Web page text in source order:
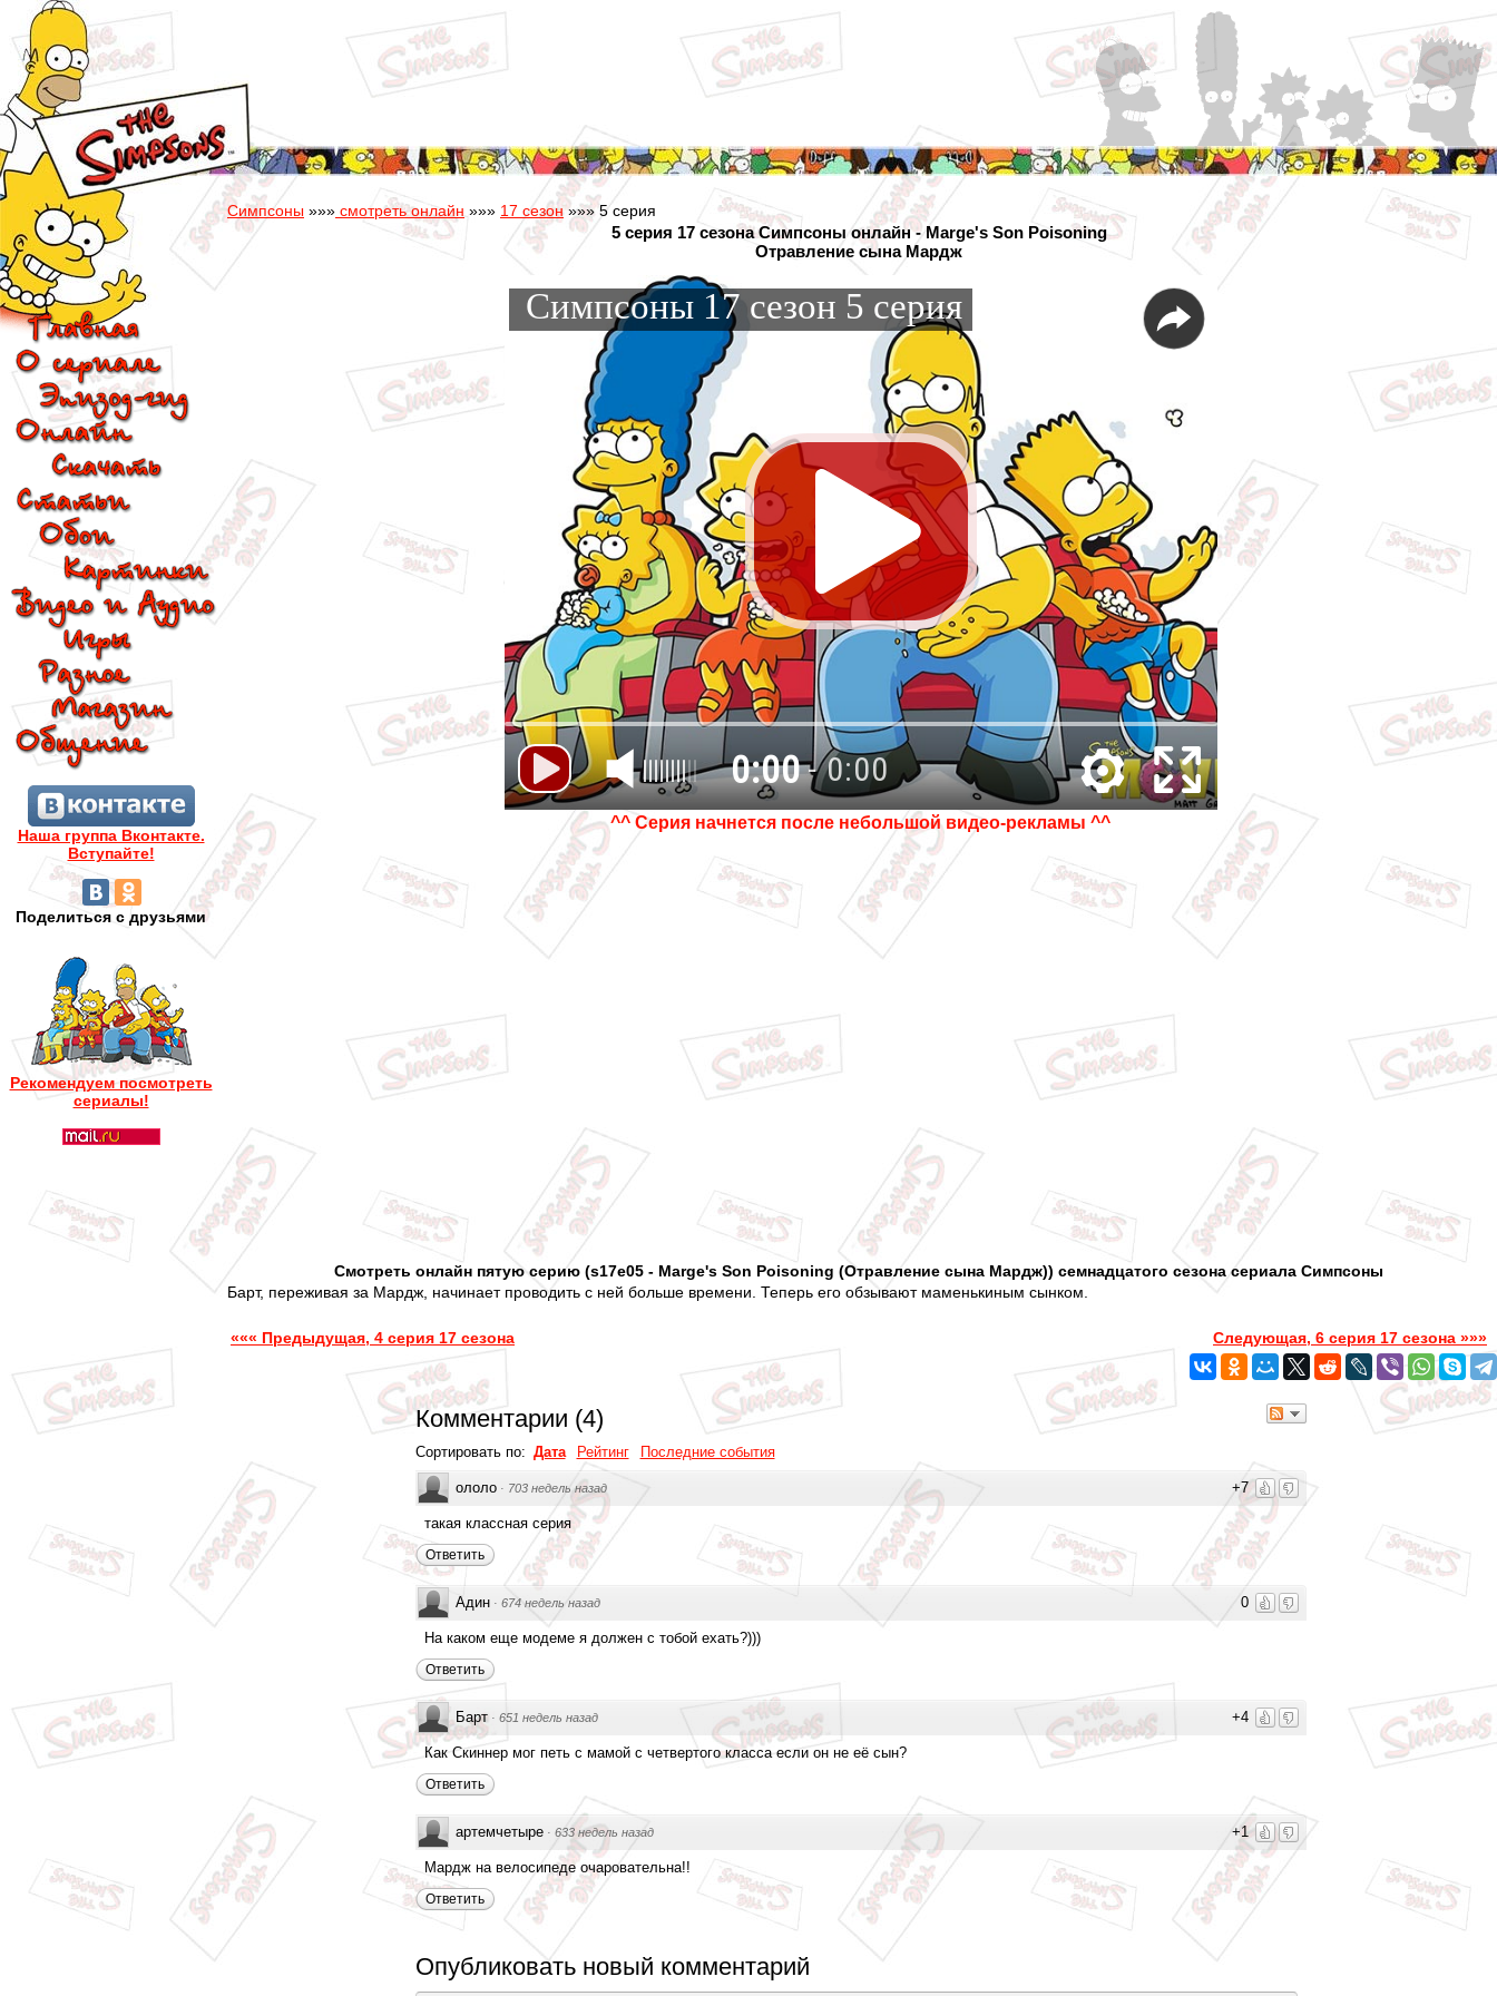
Наша группа Вконтакте.
Вступайте!
Поделиться с друзьями
Рекомендуем посмотреть
сериалы!
Симпсоны »»» смотреть онлайн »»» 17 сезон»»» 5 серия
5 серия 17 сезона Симпсоны онлайн - Marge's Son Poisoning
Отравление сына Мардж
0:00- 0:00
Симпсоны 17 сезон 5 серия
^^ Серия начнется после небольшой видео-рекламы ^^
Смотреть онлайн пятую серию (s17e05 - Marge's Son Poisoning (Отравление сына Мардж)) семнадцатого сезона сериала Симпсоны
Барт, переживая за Мардж, начинает проводить с ней больше времени. Теперь его обзывают маменькиным сынком.
««« Предыдущая, 4 серия 17 сезона Следующая, 6 серия 17 сезона »»»
Комментарии (4)
Сортировать по: Дата Рейтинг Последние события
+7
ололо · 703 недель назад
такая классная серия
Ответить
0
Адин · 674 недель назад
На каком еще модеме я должен с тобой ехать?)))
Ответить
+4
Барт · 651 недель назад
Как Скиннер мог петь с мамой с четвертого класса если он не её сын?
Ответить
+1
артемчетыре · 633 недель назад
Мардж на велосипеде очаровательна!!
Ответить
Опубликовать новый комментарий